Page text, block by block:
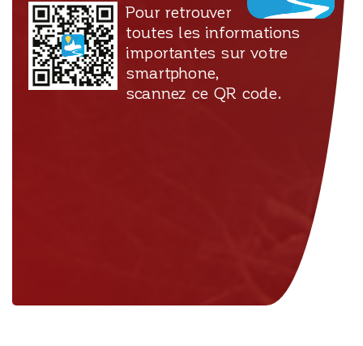
Pour retrouver
toutes les informations
importantes sur votre
smartphone,
scannez ce QR code.